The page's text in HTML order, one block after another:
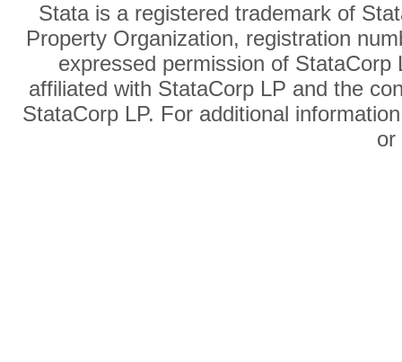
Stata is a registered trademark of
Property Organization, registration
expressed permission of
affiliated with StataCorp LP and the
StataCorp LP. For additional
or